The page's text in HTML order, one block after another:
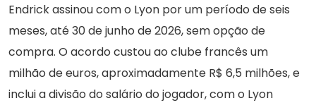
Endrick assinou com o Lyon por um período de seis
meses, até 30 de junho de 2026, sem opção de
compra. O acordo custou ao clube francês um
milhão de euros, aproximadamente R$ 6,5 milhões, e
inclui a divisão do salário do jogador, com o Lyon